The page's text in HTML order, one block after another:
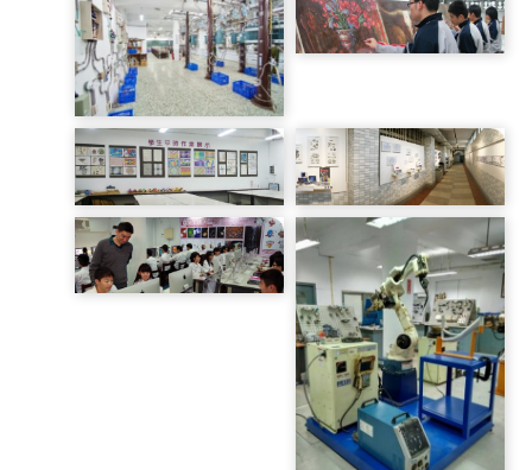
照服科-中餐輔具
室內配線丙級檢定工場 工業配線丙級檢定工場
室內配線乙級檢定工場
設計教室 幸町藝廊